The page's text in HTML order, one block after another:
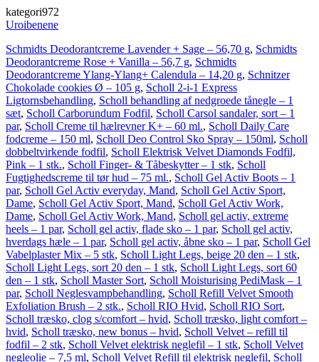
kategori972
Uroibenene
Schmidts Deodorantcreme Lavender + Sage – 56,70 g, Schmidts
Deodorantcreme Rose + Vanilla – 56,7 g, Schmidts
Deodorantcreme Ylang-Ylang+ Calendula – 14,20 g, Schnitzer
Chokolade cookies Ø – 105 g, Scholl 2-i-1 Express
Ligtornsbehandling, Scholl behandling af nedgroede tånegle – 1
sæt, Scholl Carborundum Fodfil, Scholl Carsol sandaler, sort – 1
par, Scholl Creme til hælrevner K+ – 60 ml., Scholl Daily Care
fodcreme – 150 ml, Scholl Deo Control Sko Spray – 150ml, Scholl
dobbeltvirkende fodfil, Scholl Elektrisk Velvet Diamonds Fodfil,
Pink – 1 stk., Scholl Finger- & Tåbeskytter – 1 stk, Scholl
Fugtighedscreme til tør hud – 75 ml., Scholl Gel Activ Boots – 1
par, Scholl Gel Activ everyday, Mand, Scholl Gel Activ Sport,
Dame, Scholl Gel Activ Sport, Mand, Scholl Gel Activ Work,
Dame, Scholl Gel Activ Work, Mand, Scholl gel activ, extreme
heels – 1 par, Scholl gel activ, flade sko – 1 par, Scholl gel activ,
hverdags hæle – 1 par, Scholl gel activ, åbne sko – 1 par, Scholl Gel
Vabelplaster Mix – 5 stk, Scholl Light Legs, beige 20 den – 1 stk,
Scholl Light Legs, sort 20 den – 1 stk, Scholl Light Legs, sort 60
den – 1 stk, Scholl Master Sort, Scholl Moisturising PediMask – 1
par, Scholl Neglesvampbehandling, Scholl Refill Velvet Smooth
Exfoliation Brush – 2 stk., Scholl RIO Hvid, Scholl RIO Sort,
Scholl træsko, clog s/comfort – hvid, Scholl træsko, light comfort –
hvid, Scholl træsko, new bonus – hvid, Scholl Velvet – refill til
fodfil – 2 stk, Scholl Velvet elektrisk neglefil – 1 stk, Scholl Velvet
negleolie – 7,5 ml, Scholl Velvet Refill til elektrisk neglefil, Scholl